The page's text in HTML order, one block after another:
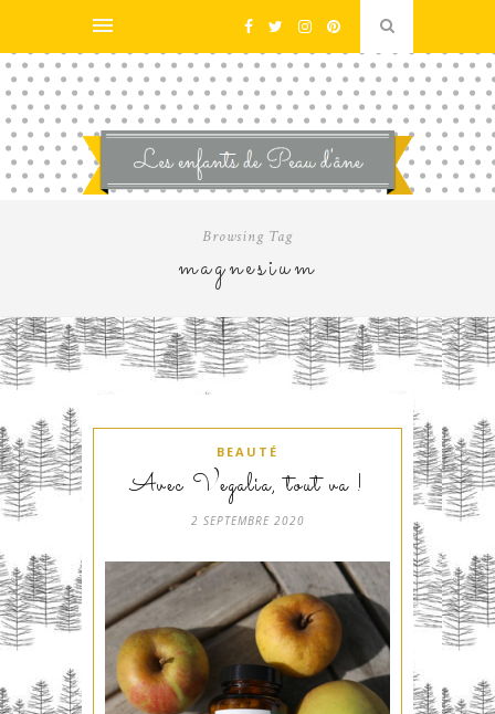
Browsing Tag
magnesium
BEAUTÉ
Avec Vegalia, tout va !
2 SEPTEMBRE 2020